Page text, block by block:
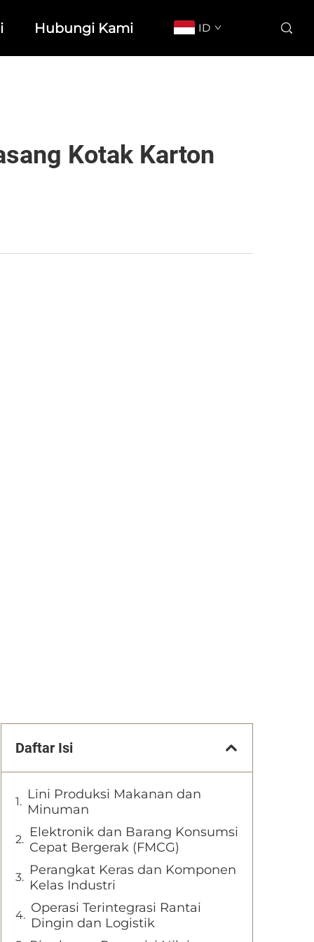
Hubungi Kami ID
Kotak Karton
Daftar Isi
Lini Produksi Makanan dan
Minuman
Elektronik dan Barang Konsumsi
Cepat Bergerak (FMCG)
Perangkat Keras dan Komponen
Kelas Industri
Operasi Terintegrasi Rantai
Dingin dan Logistik